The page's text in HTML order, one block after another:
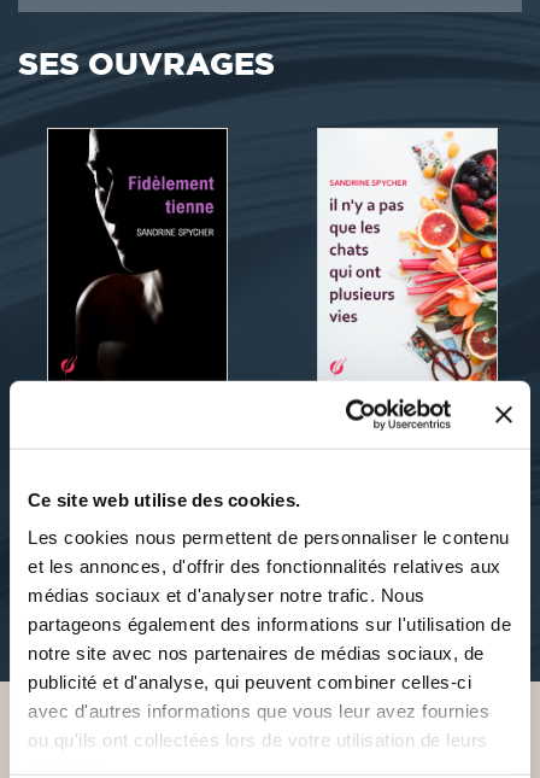
Ce site web utilise des cookies.
Les cookies nous permettent de personnaliser le contenu
et les annonces, d'offrir des fonctionnalités relatives aux
médias sociaux et d'analyser notre trafic. Nous
partageons également des informations sur l'utilisation de
notre site avec nos partenaires de médias sociaux, de
publicité et d'analyse, qui peuvent combiner celles-ci
avec d'autres informations que vous leur avez fournies
ou qu'ils ont collectées lors de votre utilisation de leurs
SES OUVRAGES
FIDÈLEMENT TIENNE
polars
9€90
romans
7€00
VOUS AIMEREZ AUSSI